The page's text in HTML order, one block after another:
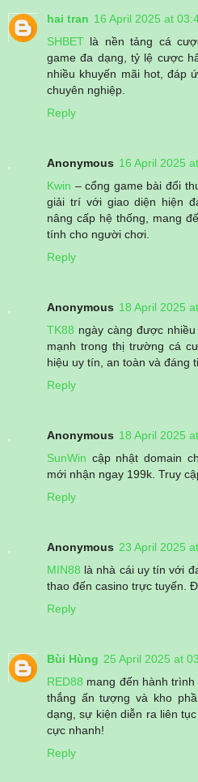
hai tran 16 April 2025 at
SHBET là nền tảng cá
game đa dạng, tỷ lệ cược
nhiều khuyến mãi hot, đáp
chuyên nghiệp.
Reply
Anonymous 16 April 2025
Kwin – cổng game bài đổi
giải trí với giao diện hiện
nâng cấp hệ thống, mang
tính cho người chơi.
Reply
Anonymous 18 April 2025
TK88 ngày càng được
mạnh trong thị trường cá
hiệu uy tín, an toàn và đáng
Reply
Anonymous 18 April 2025
SunWin cập nhật domain
mới nhận ngay 199k. Truy
Reply
Anonymous 23 April 2025
MIN88 là nhà cái uy tín với
thao đến casino trực tuyến.
Reply
Bùi Hùng 25 April 2025 at
RED88 mang đến hành
thắng ấn tượng và kho
dạng, sự kiện diễn ra liên
cực nhanh!
Reply